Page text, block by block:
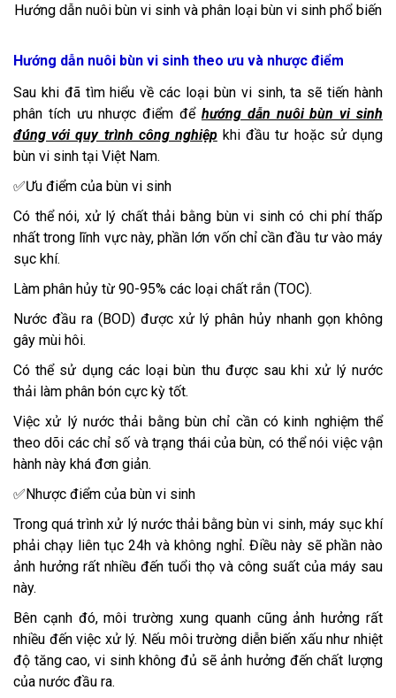
Hướng dẫn nuôi bùn vi sinh và phân loại bùn vi sinh phổ biến
Hướng dẫn nuôi bùn vi sinh theo ưu và nhược điểm
Sau khi đã tìm hiểu về các loại bùn vi sinh, ta sẽ tiến hành
phân tích ưu nhược điểm để hướng dẫn nuôi bùn vi sinh
đúng với quy trình công nghiệpkhi đầu tư hoặc sử dụng
bùn vi sinh tại Việt Nam.
✅Ưu điểm của bùn vi sinh
Có thể nói, xử lý chất thải bằng bùn vi sinh có chi phí thấp
nhất trong lĩnh vực này, phần lớn vốn chỉ cần đầu tư vào máy
sục khí.
Làm phân hủy từ 90-95% các loại chất rắn (TOC).
Nước đầu ra (BOD) được xử lý phân hủy nhanh gọn không
gây mùi hôi.
Có thể sử dụng các loại bùn thu được sau khi xử lý nước
thải làm phân bón cực kỳ tốt.
Việc xử lý nước thải bằng bùn chỉ cần có kinh nghiệm thể
theo dõi các chỉ số và trạng thái của bùn, có thể nói việc vận
hành này khá đơn giản.
✅Nhược điểm của bùn vi sinh
Trong quá trình xử lý nước thải bằng bùn vi sinh, máy sục khí
phải chạy liên tục 24h và không nghỉ. Điều này sẽ phần nào
ảnh hưởng rất nhiều đến tuổi thọ và công suất của máy sau
này.
Bên cạnh đó, môi trường xung quanh cũng ảnh hưởng rất
nhiều đến việc xử lý. Nếu môi trường diễn biến xấu như nhiệt
độ tăng cao, vi sinh không đủ sẽ ảnh hưởng đến chất lượng
của nước đầu ra.